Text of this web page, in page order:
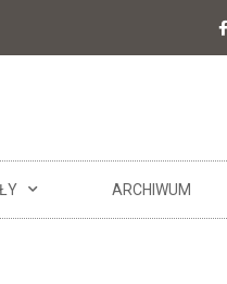
ARCHIWUM